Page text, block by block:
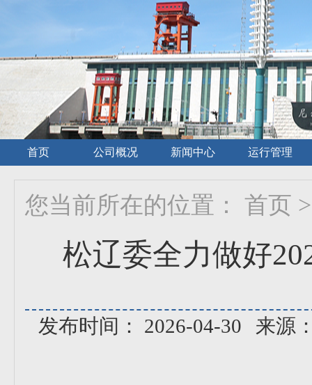
首页 公司概况 新闻中心 运行管理
您当前所在的位置： 首页 >
松辽委全力做好
发布时间： 2026-04-30 来源